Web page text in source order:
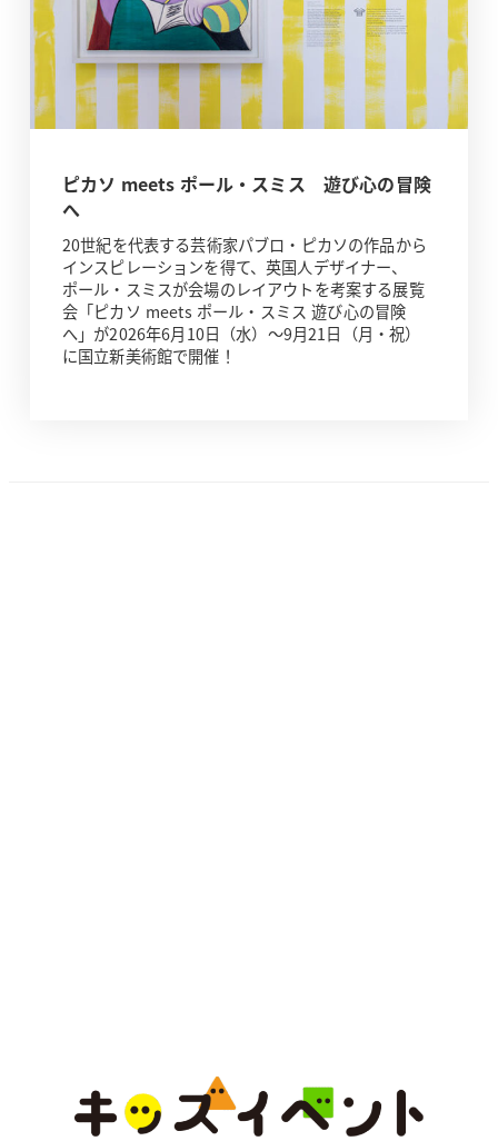
ピカソ meets ポール・スミス 遊び心の冒険
へ
20世紀を代表する芸術家パブロ・ピカソの作品から
インスピレーションを得て、英国人デザイナー、
ポール・スミスが会場のレイアウトを考案する展覧
会「ピカソ meets ポール・スミス 遊び心の冒険
へ」が2026年6月10日（水）～9月21日（月・祝）
に国立新美術館で開催！